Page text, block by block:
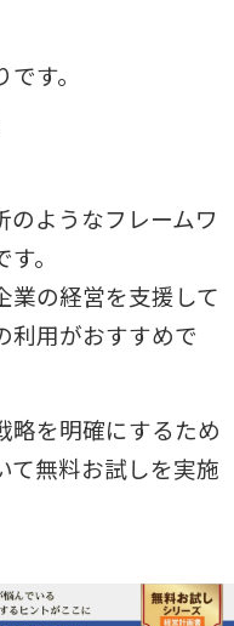
す。
のようなフレームワ
。
業の経営を支援して
利用がおすすめで
略を明確にするため
て無料お試しを実施